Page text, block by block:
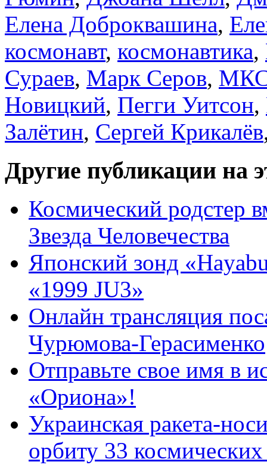
Елена Доброквашина,
космонавт, космонавтика,
Сураев, Марк Серов,
Новицкий, Пегги Уитсон,
Залётин, Сергей Крикалёв
Другие публикации на
Космический родстер
Звезда Человечества
Японский зонд
«1999 JU3»
Онлайн трансляция
Чурюмова-Герасименко
Отправьте свое имя в
«Ориона»!
Украинская ракета-
орбиту 33 космических